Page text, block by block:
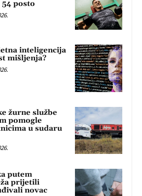
posto
inteligencija
mišljenja?
žurne službe
pomogle
u sudaru
putem
prijetili
novac